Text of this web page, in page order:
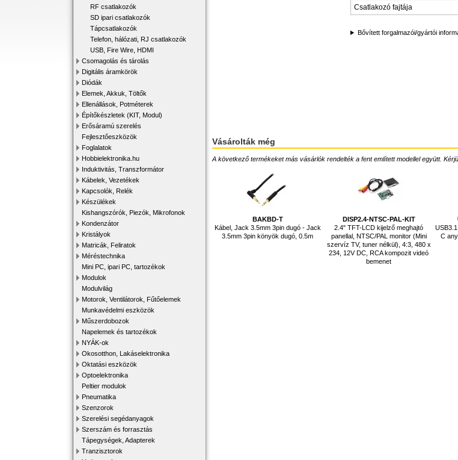
RF csatlakozók
SD ipari csatlakozók
Tápcsatlakozók
Telefon, hálózati, RJ csatlakozók
USB, Fire Wire, HDMI
Csomagolás és tárolás
Digitális áramkörök
Diódák
Elemek, Akkuk, Töltők
Ellenállások, Potméterek
Építőkészletek (KIT, Modul)
Erősáramú szerelés
Fejlesztőeszközök
Foglalatok
Hobbielektronika.hu
Induktivitás, Transzformátor
Kábelek, Vezetékek
Kapcsolók, Relék
Készülékek
Kishangszórók, Piezók, Mikrofonok
Kondenzátor
Kristályok
Matricák, Feliratok
Méréstechnika
Mini PC, ipari PC, tartozékok
Modulok
Modulvilág
Motorok, Ventilátorok, Fűtőelemek
Munkavédelmi eszközök
Műszerdobozok
Napelemek és tartozékok
NYÁK-ok
Okosotthon, Lakáselektronika
Oktatási eszközök
Optoelektronika
Peltier modulok
Pneumatika
Szenzorok
Szerelési segédanyagok
Szerszám és forrasztás
Tápegységek, Adapterek
Tranzisztorok
Csatlakozó fajtája
Bővített forgalmazói/gyártói
Vásárolták még
A következő termékeket más vásárlók rendelték a fent említett modellel együtt.
BAKBD-T
Kábel, Jack 3.5mm 3pin dugó - Jack
3.5mm 3pin könyök dugó, 0.5m
DISP2.4-NTSC-PAL-KIT
2.4" TFT-LCD kijelző meghajtó
panellal, NTSC/PAL monitor (Mini
szervíz TV, tuner nélkül), 4:3, 480 x
234, 12V DC, RCA kompozit videó
bemenet
C